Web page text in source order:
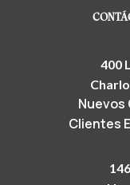
400
Nuevos
Clientes